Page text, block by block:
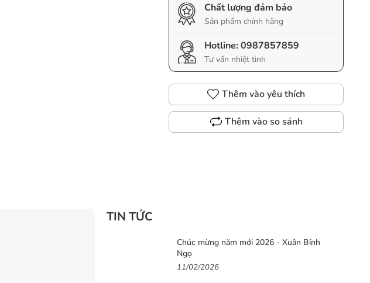
Chất lượng đảm bảo
Sản phẩm chính hãng
Hotline:0987857859
Tư vấn nhiệt tình
Thêm vào yêu thích
Thêm vào so sánh
TIN TỨC
Chúc mừng năm mới 2026 - Xuân Bính
Ngọ
11/02/2026